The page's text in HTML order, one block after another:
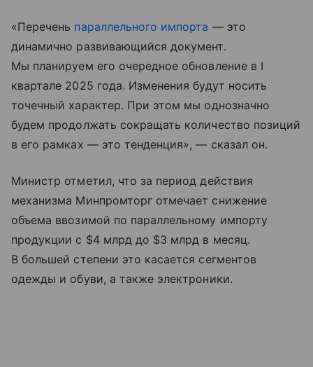
«Перечень параллельного импорта — это
динамично развивающийся документ.
Мы планируем его очередное обновление в I
квартале 2025 года. Изменения будут носить
точечный характер. При этом мы однозначно
будем продолжать сокращать количество позиций
в его рамках — это тенденция», — сказал он.
Министр отметил, что за период действия
механизма Минпромторг отмечает снижение
объема ввозимой по параллельному импорту
продукции с $4 млрд до $3 млрд в месяц.
В большей степени это касается сегментов
одежды и обуви, а также электроники.